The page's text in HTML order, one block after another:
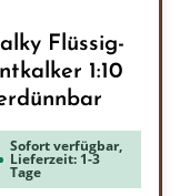
Flüssig-
1:10
Sofort verfügbar,
Lieferzeit: 1-3
Tage